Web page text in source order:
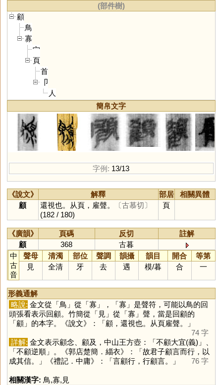
(部件樹)
顧
鳥
寡
宀
頁
首
卩
人
簡帛文字
字例: 13/13
《說文》 解釋 部居
相關異體
顧
還視也。从頁，雇聲。
〔古慕切〕
(182 / 180)
頁
《廣韻》 頁碼 反切
註解
顧
368
古暮
中
古
音
聲母 清濁 部位 聲調 韻攝 韻目 開合
等第
見
全清 牙 去 遇 模/暮 合 一
形義通解
略說: 金文從「鳥 」從「寡」，「寡」是聲符，可能以鳥的回
頭張看表示回顧。竹簡從「 見 」從「寡」聲，當是回顧的
「顧」的本字。《說文》：「顧，還視也。从頁雇聲。」
74 字
詳解: 金文表示顧念、顧及，中山王方壺：「不顧大宜(義)」、
「不顧逆順」。《郭店楚簡．緇衣》：「故君子顧言而行，以
成其信。」《禮記．中庸》：「言顧行，行顧言。」
76 字
相關漢字: 鳥,寡, 見